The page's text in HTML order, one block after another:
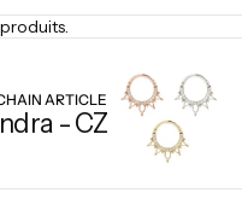
ARTICLE
- CZ